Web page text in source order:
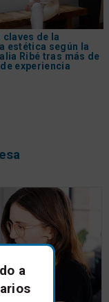
claves de la
estética según la
Ribé tras más de
experiencia
a